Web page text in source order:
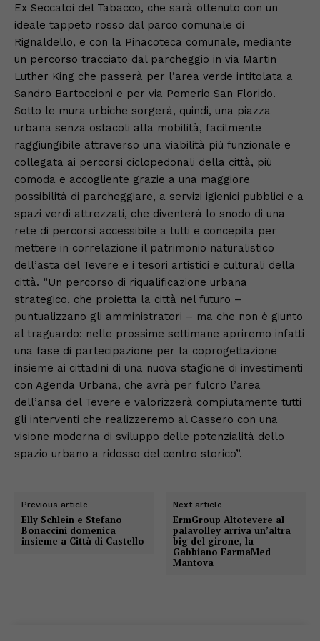
Ex Seccatoi del Tabacco, che sarà ottenuto con un
ideale tappeto rosso dal parco comunale di
Rignaldello, e con la Pinacoteca comunale, mediante
un percorso tracciato dal parcheggio in via Martin
Luther King che passerà per l’area verde intitolata a
Sandro Bartoccioni e per via Pomerio San Florido.
Sotto le mura urbiche sorgerà, quindi, una piazza
urbana senza ostacoli alla mobilità, facilmente
raggiungibile attraverso una viabilità più funzionale e
collegata ai percorsi ciclopedonali della città, più
comoda e accogliente grazie a una maggiore
possibilità di parcheggiare, a servizi igienici pubblici e a
spazi verdi attrezzati, che diventerà lo snodo di una
rete di percorsi accessibile a tutti e concepita per
mettere in correlazione il patrimonio naturalistico
dell’asta del Tevere e i tesori artistici e culturali della
città. “Un percorso di riqualificazione urbana
strategico, che proietta la città nel futuro –
puntualizzano gli amministratori – ma che non è giunto
al traguardo: nelle prossime settimane apriremo infatti
una fase di partecipazione per la coprogettazione
insieme ai cittadini di una nuova stagione di investimenti
con Agenda Urbana, che avrà per fulcro l’area
dell’ansa del Tevere e valorizzerà compiutamente tutti
gli interventi che realizzeremo al Cassero con una
visione moderna di sviluppo delle potenzialità dello
spazio urbano a ridosso del centro storico”.
Previous article
Elly Schlein e Stefano
Bonaccini domenica
insieme a Città di Castello
Next article
ErmGroup Altotevere al
palavolley arriva un’altra
big del girone, la
Gabbiano FarmaMed
Mantova